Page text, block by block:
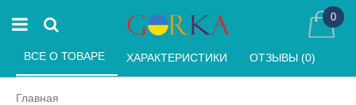
0
Главная
ВСЕ О ТОВАРЕ ХАРАКТЕРИСТИКИ ОТЗЫВЫ (0)